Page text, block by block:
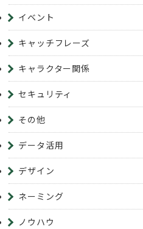
イベント
キャッチフレーズ
キャラクター関係
セキュリティ
その他
データ活用
デザイン
ネーミング
ノウハウ